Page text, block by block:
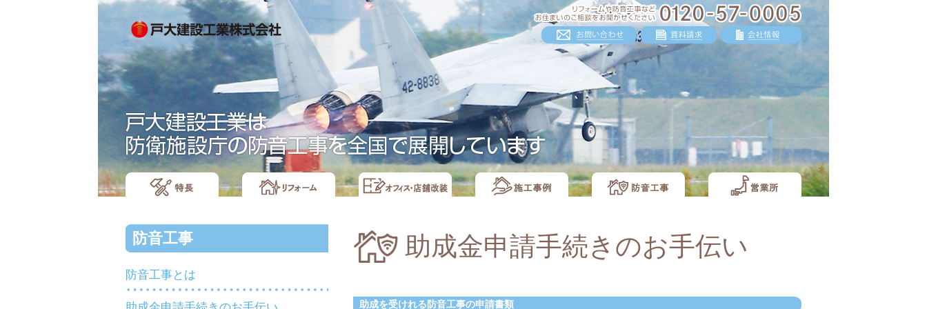
助成金申請手続きのお手伝い
助成を受けれる防音工事の申請書類
防音工事
防音工事とは